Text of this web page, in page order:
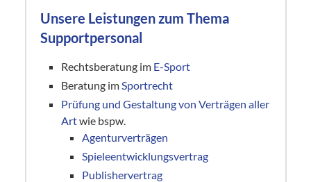
Unsere Leistungen zum Thema
Supportpersonal
Rechtsberatung im E-Sport
Beratung im Sportrecht
Prüfung und Gestaltung von Verträgen aller
Artwie bspw.
Agenturverträgen
Spieleentwicklungsvertrag
Publishervertrag